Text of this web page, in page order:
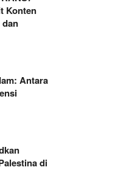
Konten
dan
Antara
di